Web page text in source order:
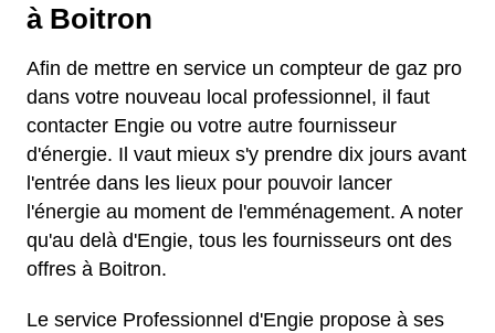
à Boitron
Afin de mettre en service un compteur de gaz pro
dans votre nouveau local professionnel, il faut
contacter Engie ou votre autre fournisseur
d'énergie. Il vaut mieux s'y prendre dix jours avant
l'entrée dans les lieux pour pouvoir lancer
l'énergie au moment de l'emménagement. A noter
qu'au delà d'Engie, tous les fournisseurs ont des
offres à Boitron.
Le service Professionnel d'Engie propose à ses